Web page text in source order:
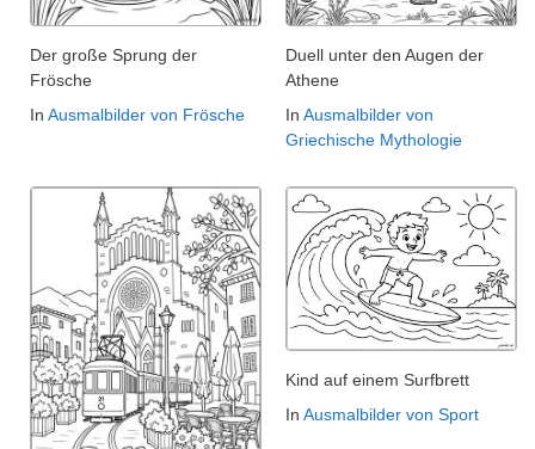
Der große Sprung der
Frösche
In Ausmalbilder von Frösche
Duell unter den Augen der
Athene
In Ausmalbilder von
Griechische Mythologie
Kind auf einem Surfbrett
In Ausmalbilder von Sport